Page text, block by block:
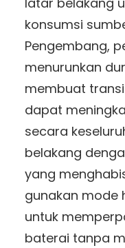
konsumsi
Pengembang,
menurunkan
membuat
dapat
secara
belakang
yang
gunakan mode
untuk
baterai tanpa